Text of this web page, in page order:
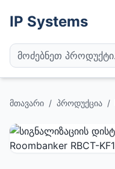
IP Systems
მთავარი / პროდუქცია /